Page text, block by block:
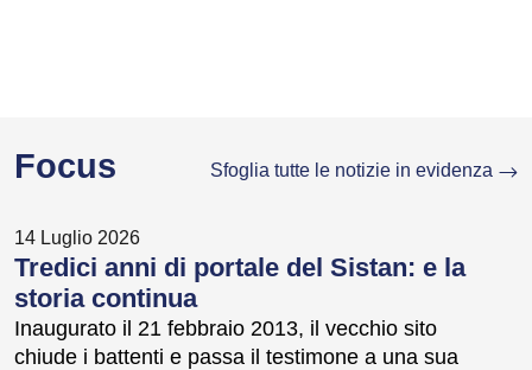
Focus Sfoglia tutte le notizie in evidenza
14 Luglio 2026
Tredici anni di portale del Sistan: e la
storia continua
Inaugurato il 21 febbraio 2013, il vecchio sito
chiude i battenti e passa il testimone a una sua